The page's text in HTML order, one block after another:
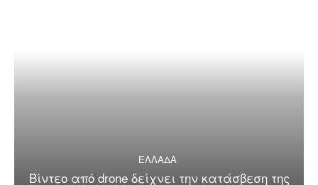
ΕΛΛΑΔΑ
Βίντεο από drone δείχνει την κατάσβεση της